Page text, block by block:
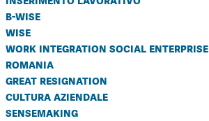
b-wise
wise
work integration social enterprise
romania
great resignation
cultura aziendale
sensemaking